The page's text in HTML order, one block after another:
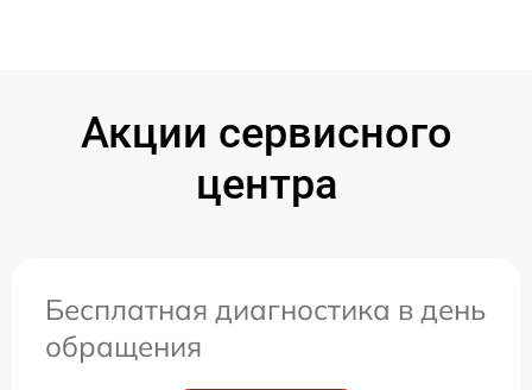
Акции сервисного
центра
Бесплатная диагностика в день
обращения